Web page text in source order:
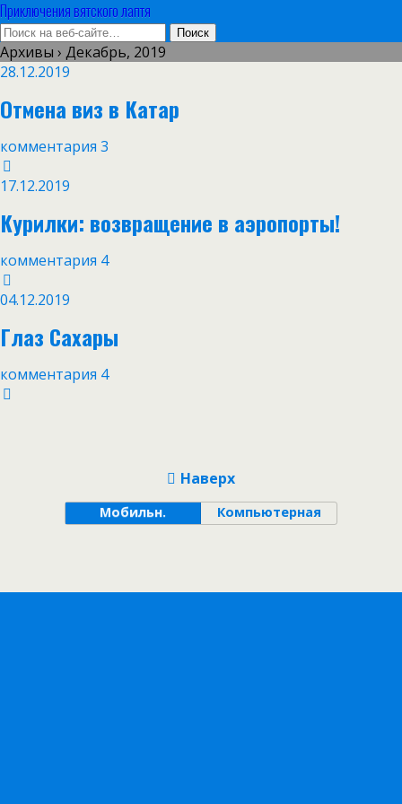
Приключения вятского лаптя
Архивы › Декабрь, 2019
28.12.2019
Отмена виз в Катар
комментария 3
17.12.2019
Курилки: возвращение в аэропорты!
комментария 4
04.12.2019
Глаз Сахары
комментария 4
Наверх
Мобильн. Компьютерная